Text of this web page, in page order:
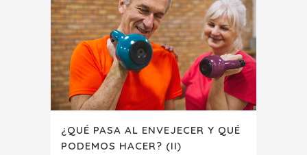
¿QUÉ PASA AL ENVEJECER Y QUÉ
PODEMOS HACER? (II)